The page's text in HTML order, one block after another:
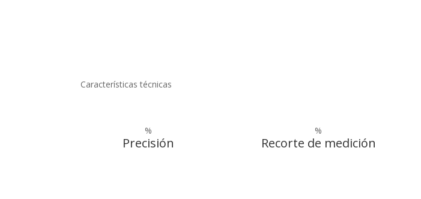
Características técnicas
%
Precisión
%
Recorte de medición